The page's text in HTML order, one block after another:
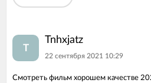
T
Tnhxjatz
22 сентября 2021 10:29
Смотреть фильм хорошем качестве